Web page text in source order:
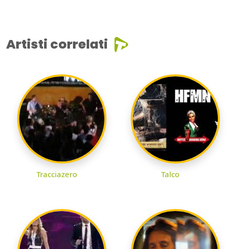
Artisti correlati
Tracciazero Talco